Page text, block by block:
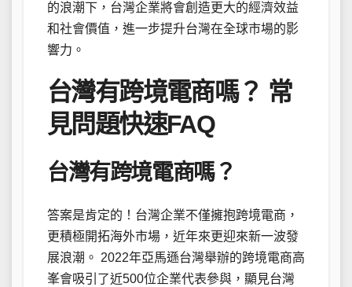
的浪潮下，台灣企業將會創造更大的經濟效益
和社會價值，進一步提升台灣在全球市場的影
響力。
台灣有跨境電商嗎？ 常
見問題快速FAQ
台灣有跨境電商嗎？
答案是肯定的！台灣企業不僅擁抱跨境電商，
更積極開拓海外市場，近年來更迎來新一波發
展浪潮。 2022年亞馬遜台灣舉辦的跨境電商高
峯會吸引了近500位企業代表參與，顯見台灣